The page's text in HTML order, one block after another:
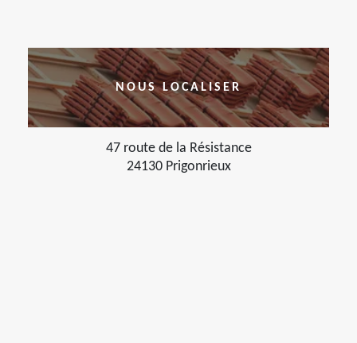
NOUS LOCALISER
47 route de la Résistance
24130 Prigonrieux